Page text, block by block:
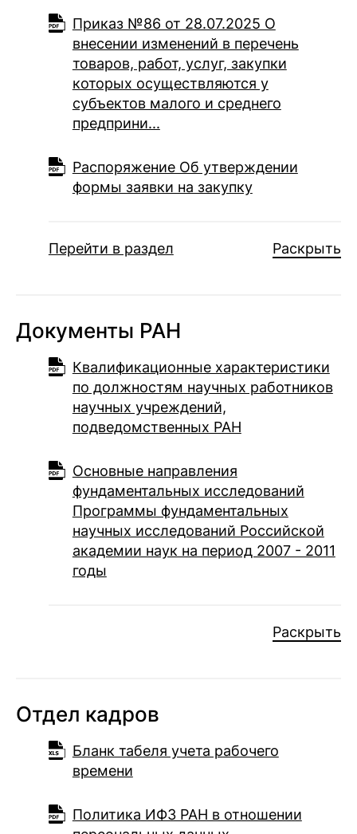
Приказ №86 от 28.07.2025 О
внесении изменений в перечень
товаров, работ, услуг, закупки
которых осуществляются у
субъектов малого и среднего
предприни...
Распоряжение Об утверждении
формы заявки на закупку
Перейти в раздел Раскрыть
Документы РАН
Квалификационные характеристики
по должностям научных работников
научных учреждений,
подведомственных РАН
Основные направления
фундаментальных исследований
Программы фундаментальных
научных исследований Российской
академии наук на период 2007 - 2011
годы
Раскрыть
Отдел кадров
Бланк табеля учета рабочего
времени
Политика ИФЗ РАН в отношении